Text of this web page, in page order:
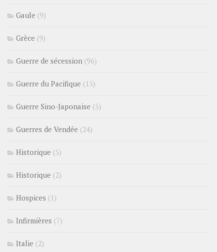
Gaule (9)
Grèce (9)
Guerre de sécession (96)
Guerre du Pacifique (15)
Guerre Sino-Japonaise (5)
Guerres de Vendée (24)
Historique (5)
Historique (2)
Hospices (1)
Infirmières (7)
Italie (2)